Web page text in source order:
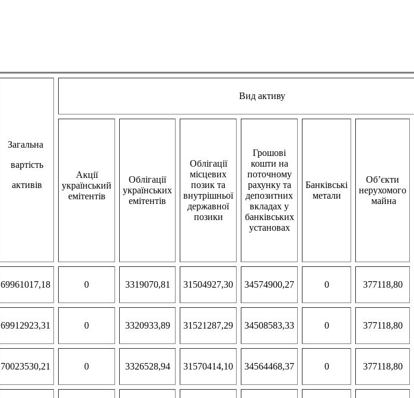
Загальна
вартість
активів
Вид активу
Акції
український
емітентів
Облігації
українських
емітентів
Облігації
місцевих
позик та
внутрішньої
державної
позики
Грошові
кошти на
поточному
рахунку та
депозитних
вкладах у
банківських
установах
Банківські
метали
Об’єкти
нерухомого
майна
69961017,18 0 3319070,81 31504927,30 34574900,27 0 377118,80
69912923,31 0 3320933,89 31521287,29 34508583,33 0 377118,80
70023530,21 0 3326528,94 31570414,10 34564468,37 0 377118,80